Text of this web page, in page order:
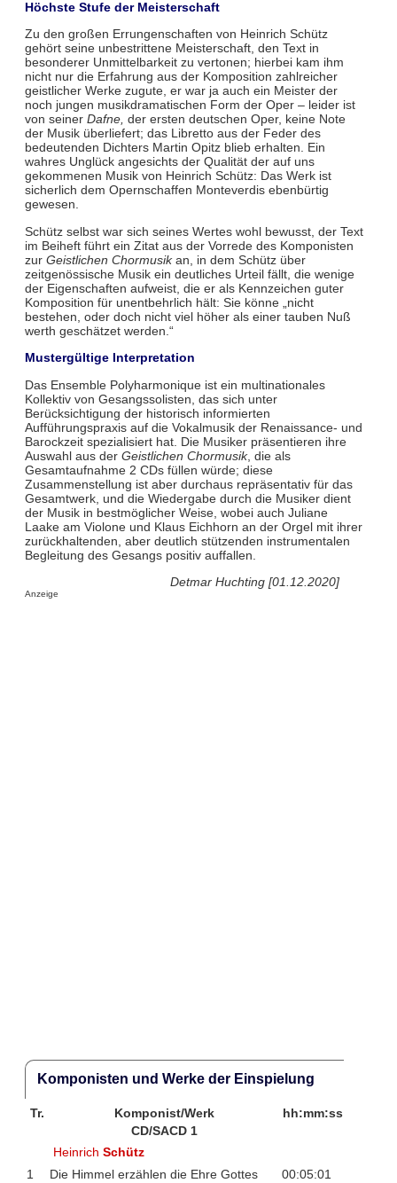
Höchste Stufe der Meisterschaft
Zu den großen Errungenschaften von Heinrich Schütz
gehört seine unbestrittene Meisterschaft, den Text in
besonderer Unmittelbarkeit zu vertonen; hierbei kam ihm
nicht nur die Erfahrung aus der Komposition zahlreicher
geistlicher Werke zugute, er war ja auch ein Meister der
noch jungen musikdramatischen Form der Oper – leider ist
von seiner Dafne, der ersten deutschen Oper, keine Note
der Musik überliefert; das Libretto aus der Feder des
bedeutenden Dichters Martin Opitz blieb erhalten. Ein
wahres Unglück angesichts der Qualität der auf uns
gekommenen Musik von Heinrich Schütz: Das Werk ist
sicherlich dem Opernschaffen Monteverdis ebenbürtig
gewesen.
Schütz selbst war sich seines Wertes wohl bewusst, der Text
im Beiheft führt ein Zitat aus der Vorrede des Komponisten
zur Geistlichen Chormusikan, in dem Schütz über
zeitgenössische Musik ein deutliches Urteil fällt, die wenige
der Eigenschaften aufweist, die er als Kennzeichen guter
Komposition für unentbehrlich hält: Sie könne „nicht
bestehen, oder doch nicht viel höher als einer tauben Nuß
werth geschätzet werden.“
Mustergültige Interpretation
Das Ensemble Polyharmonique ist ein multinationales
Kollektiv von Gesangssolisten, das sich unter
Berücksichtigung der historisch informierten
Aufführungspraxis auf die Vokalmusik der Renaissance- und
Barockzeit spezialisiert hat. Die Musiker präsentieren ihre
Auswahl aus der Geistlichen Chormusik, die als
Gesamtaufnahme 2 CDs füllen würde; diese
Zusammenstellung ist aber durchaus repräsentativ für das
Gesamtwerk, und die Wiedergabe durch die Musiker dient
der Musik in bestmöglicher Weise, wobei auch Juliane
Laake am Violone und Klaus Eichhorn an der Orgel mit ihrer
zurückhaltenden, aber deutlich stützenden instrumentalen
Begleitung des Gesangs positiv auffallen.
Detmar Huchting [01.12.2020]
Anzeige
Komponisten und Werke der Einspielung
Tr. Komponist/Werk
hh:mm:ss
CD/SACD 1
HeinrichSchütz
1
Die Himmel erzählen die Ehre Gottes
00:05:01